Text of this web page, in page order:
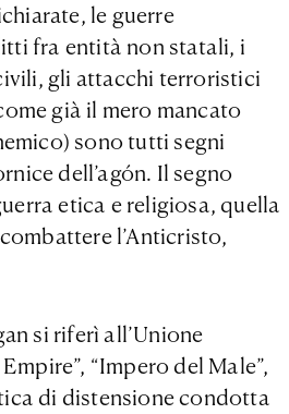
le guerre
fra entità non statali, i
gli attacchi terroristici
già il mero mancato
sono tutti segni
dell’agón. Il segno
etica e religiosa, quella
l’Anticristo,
si riferì all’Unione
“Impero del Male”,
di distensione condotta